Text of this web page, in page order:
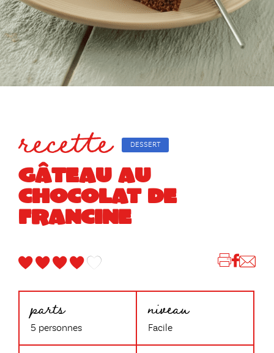
recette DESSERT
GÂTEAU AU
CHOCOLAT DE
FRANCINE
parts
5 personnes
niveau
Facile